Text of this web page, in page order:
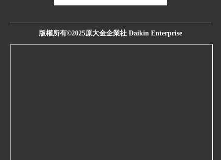
版權所有©2025原大金企業社 Daikin Enterprise